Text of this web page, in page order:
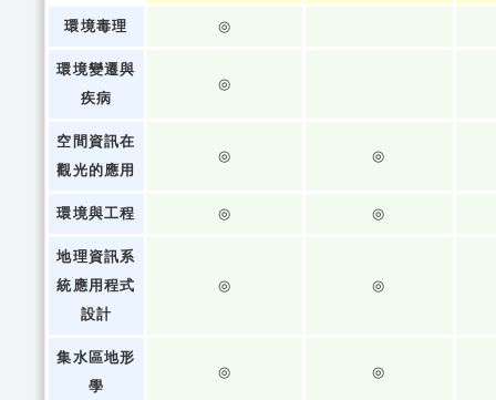
環境毒理 ◎
環境變遷與
疾病
◎
空間資訊在
觀光的應用
◎ ◎
環境與工程 ◎ ◎
地理資訊系
統應用程式
設計
◎ ◎
集水區地形
學
◎ ◎